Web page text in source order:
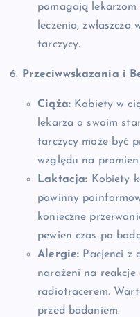
pomagają
leczenia,
tarczycy.
6. Przeciwwskazania i
Ciąża:Kobiety w
lekarza o swoim
tarczycy może być
względu na
Laktacja: Kobiety
powinny
konieczne
pewien czas po
Alergie: Pacjenci z
narażeni na reakcje
radiotracerem.
przed badaniem.